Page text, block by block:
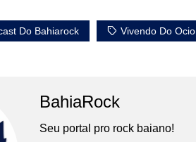
Do Bahiarock Vivendo Do Ocio
BahiaRock
Seu portal pro rock baiano!